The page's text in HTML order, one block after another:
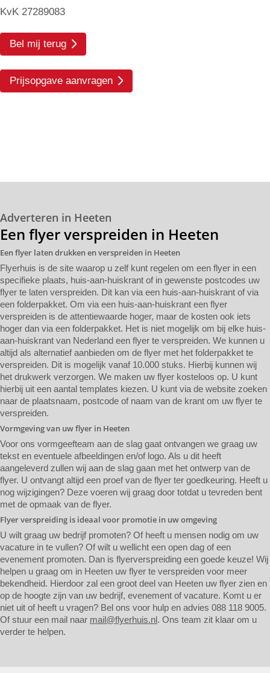
KvK 27289083
Bel mij terug
Prijsopgave aanvragen
Adverteren in Heeten
Een flyer verspreiden in Heeten
Een flyer laten drukken en verspreiden in Heeten
Flyerhuis is de site waarop u zelf kunt regelen om een flyer in een
specifieke plaats, huis-aan-huiskrant of in gewenste postcodes uw
flyer te laten verspreiden. Dit kan via een huis-aan-huiskrant of via
een folderpakket. Om via een huis-aan-huiskrant een flyer
verspreiden is de attentiewaarde hoger, maar de kosten ook iets
hoger dan via een folderpakket. Het is niet mogelijk om bij elke huis-
aan-huiskrant van Nederland een flyer te verspreiden. We kunnen u
altijd als alternatief aanbieden om de flyer met het folderpakket te
verspreiden. Dit is mogelijk vanaf 10.000 stuks. Hierbij kunnen wij
het drukwerk verzorgen. We maken uw flyer kosteloos op. U kunt
hierbij uit een aantal templates kiezen. U kunt via de website zoeken
naar de plaatsnaam, postcode of naam van de krant om uw flyer te
verspreiden.
Vormgeving van uw flyer in Heeten
Voor ons vormgeefteam aan de slag gaat ontvangen we graag uw
tekst en eventuele afbeeldingen en/of logo. Als u dit heeft
aangeleverd zullen wij aan de slag gaan met het ontwerp van de
flyer. U ontvangt altijd een proef van de flyer ter goedkeuring. Heeft u
nog wijzigingen? Deze voeren wij graag door totdat u tevreden bent
met de opmaak van de flyer.
Flyer verspreiding is ideaal voor promotie in uw omgeving
U wilt graag uw bedrijf promoten? Of heeft u mensen nodig om uw
vacature in te vullen? Of wilt u wellicht een open dag of een
evenement promoten. Dan is flyerverspreiding een goede keuze! Wij
helpen u graag om in Heeten uw flyer te verspreiden voor meer
bekendheid. Hierdoor zal een groot deel van Heeten uw flyer zien en
op de hoogte zijn van uw bedrijf, evenement of vacature. Komt u er
niet uit of heeft u vragen? Bel ons voor hulp en advies 088 118 9005.
Of stuur een mail naar mail@flyerhuis.nl. Ons team zit klaar om u
verder te helpen.